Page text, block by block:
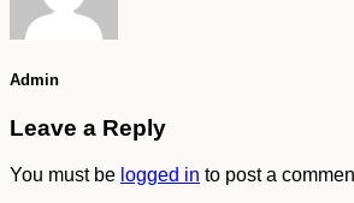
Admin
Leave a Reply
You must be logged in to post a